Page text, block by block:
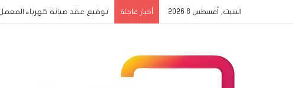
السبت, أغسطس 8 2026 أخبار عاجلة بدء وصول بعثات المدارس